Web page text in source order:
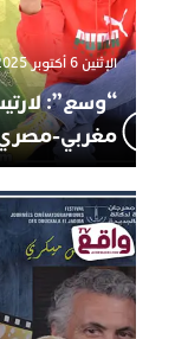
الإثنين 6 أكتوبر 2025 - 17:31
“وسع”:
مغربي-مصري